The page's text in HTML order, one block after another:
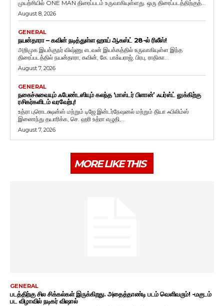
முயற்சியில் ONE MAN திரைப்படம் உருவாகியுள்ளது. ஒரு திரைப்படத்திற்குத்...
August 8, 2026
GENERAL
நயன்தாரா – கவின் நடித்துள்ள ஹாய் ஆகஸ்ட் 28-ல் ரிலீஸ்!
அறிமுக இயக்குநர் விஷ்ணு எடவன் இயக்கத்தில் உருவாகியுள்ள இந்த
திரைப்படத்தில் நயன்தாரா, கவின், கே. பாக்யராஜ், பிரபு, ராதிகா...
August 7, 2026
GENERAL
நகைச்சுவையும் ஃபேண்டஸியும் கலந்த ‘மாஸ்டர் பிளான்’ ஃபர்ஸ்ட் லுக்கிற்கு
ரசிகர்களிடம் வரவேற்பு!
உத்ரா புரொடக்ஷன்ஸ் மற்றும் டிஜே இன்டர்நேஷனல் மற்றும் தியா ஃபிலிம்ஸ்
இணைந்து தயாரிக்க, செ. ஹரி உத்ரா எழுதி,...
August 7, 2026
MORE LIKE THIS
GENERAL
படத்திற்கு சில சிக்கல்கள் இருக்கிறது. அதைத்தாண்டி படம் வெளிவரும்! -மகுடம்
பட விழாவில் நடிகர் விஷால்